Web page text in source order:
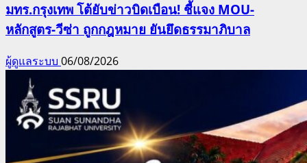
มทร.กรุงเทพ โต้ยับข่าวบิดเบือน! ชี้แจง MOU-
หลักสูตร-วีซ่า ถูกกฎหมาย ยันยึดธรรมาภิบาล
ผู้ดูแลระบบ 06/08/2026